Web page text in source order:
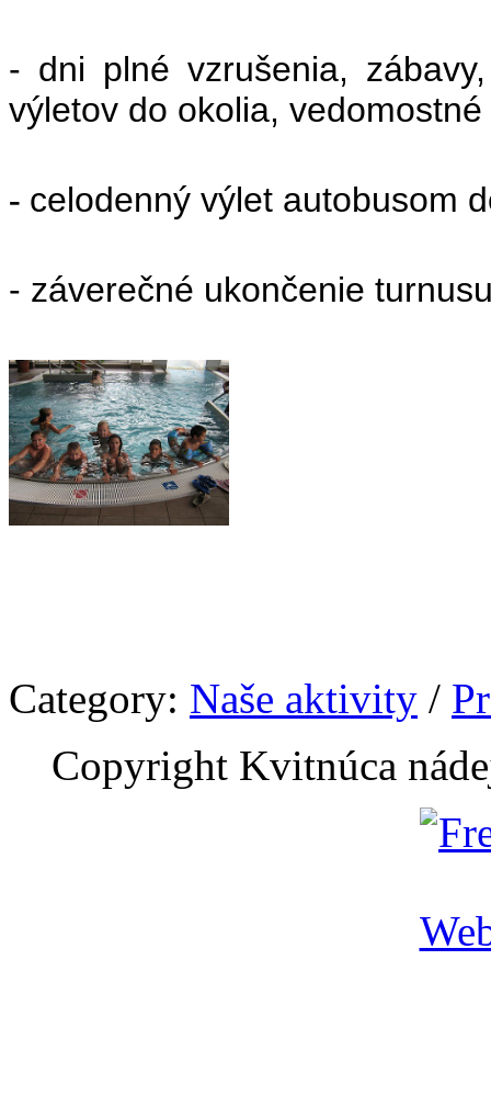
- dni plné vzrušenia,
výletov do okolia,
- celodenný výlet autobusom
- záverečné ukončenie
Category: Naše aktivity /
Copyright Kvitnúca